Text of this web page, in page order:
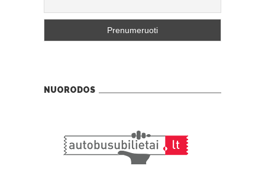
NUORODOS